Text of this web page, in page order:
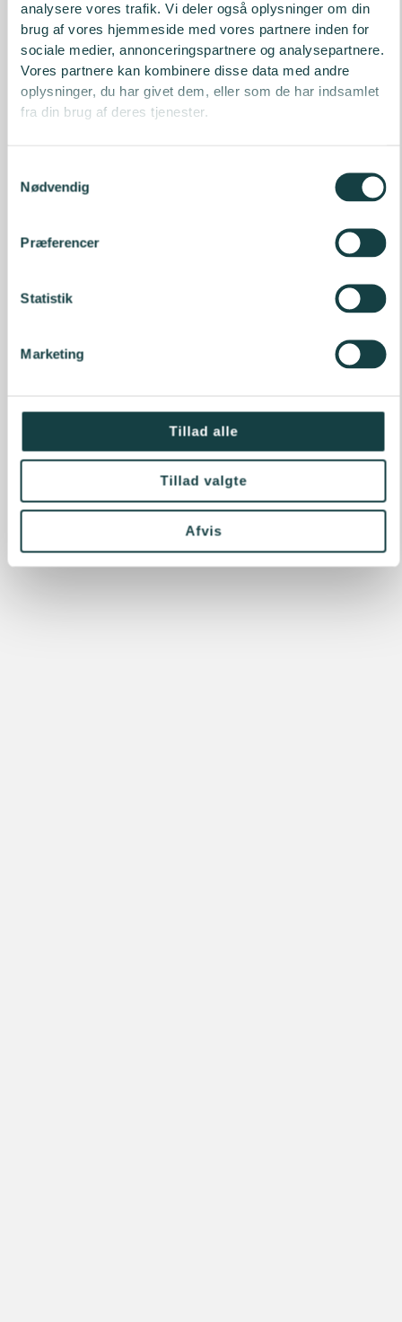
analysere vores trafik. Vi deler også oplysninger om din
brug af vores hjemmeside med vores partnere inden for
sociale medier, annonceringspartnere og analysepartnere.
Vores partnere kan kombinere disse data med andre
oplysninger, du har givet dem, eller som de har indsamlet
fra din brug af deres tjenester.
Nødvendig
Præferencer
Statistik
Marketing
Tillad alle
Tillad valgte
Afvis